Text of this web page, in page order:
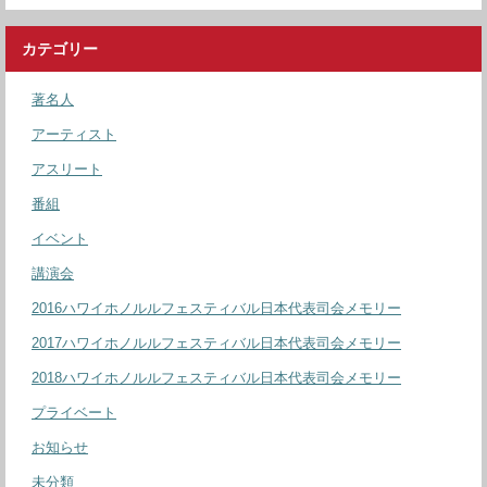
カテゴリー
著名人
アーティスト
アスリート
番組
イベント
講演会
2016ハワイホノルルフェスティバル日本代表司会メモリー
2017ハワイホノルルフェスティバル日本代表司会メモリー
2018ハワイホノルルフェスティバル日本代表司会メモリー
プライベート
お知らせ
未分類